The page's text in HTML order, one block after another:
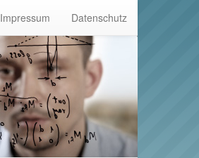
Impressum Datenschutz